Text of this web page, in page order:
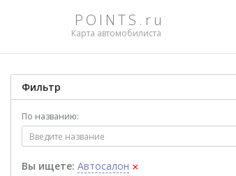
POINTS.ru
Карта автомобилиста
Фильтр
По названию:
Вы ищете: Автосалон ×